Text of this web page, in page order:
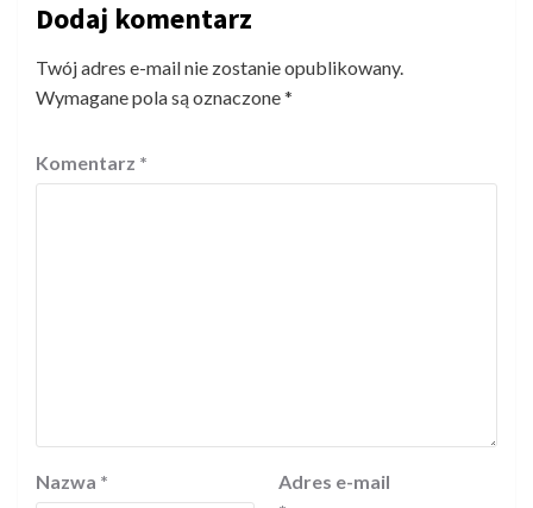
Dodaj komentarz
Twój adres e-mail nie zostanie opublikowany.
Wymagane pola są oznaczone*
Komentarz *
Nazwa *
Adres e-mail